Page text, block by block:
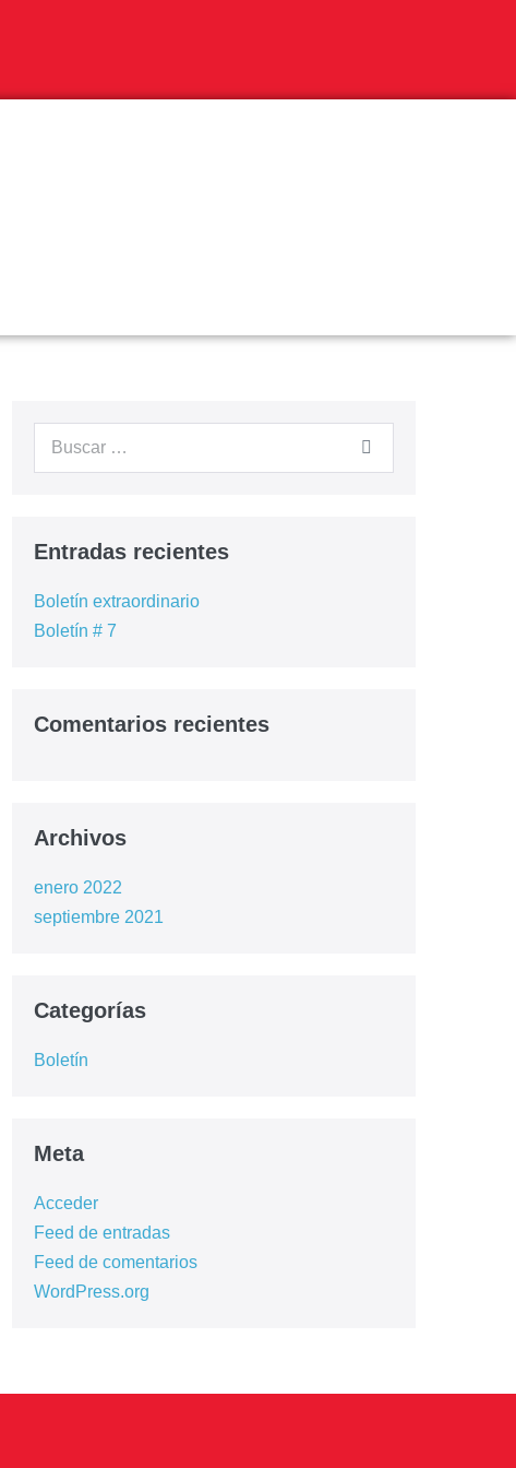
Buscar:
Entradas recientes
Boletín extraordinario
Boletín # 7
Comentarios recientes
Archivos
enero 2022
septiembre 2021
Categorías
Boletín
Meta
Acceder
Feed de entradas
Feed de comentarios
WordPress.org